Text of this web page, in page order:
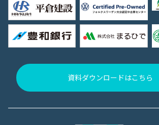
資料ダウンロードはこちら